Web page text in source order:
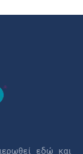
εδώ και